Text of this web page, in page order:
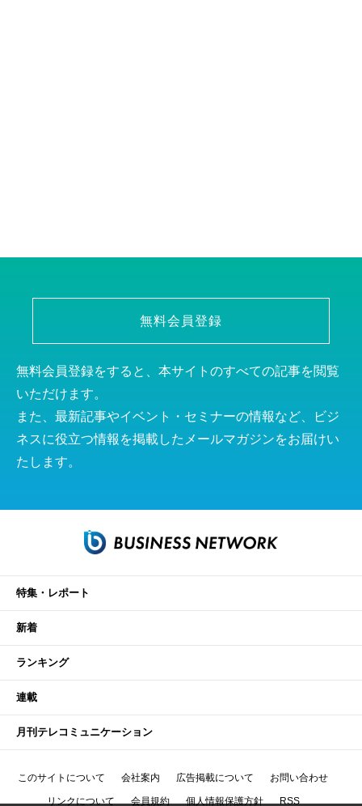
無料会員登録
無料会員登録をすると、本サイトのすべての記事を閲覧
いただけます。
また、最新記事やイベント・セミナーの情報など、ビジ
ネスに役立つ情報を掲載したメールマガジンをお届けい
たします。
特集・レポート
新着
ランキング
連載
月刊テレコミュニケーション
このサイトについて 会社案内 広告掲載について お問い合わせ
リンクについて 会員規約 個人情報保護方針 RSS